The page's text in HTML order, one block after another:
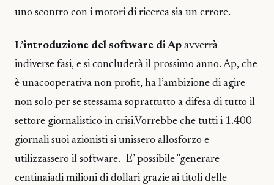
uno scontro con i motori di ricerca sia un errore.
L’introduzione del software di Ap avverrà
indiverse fasi, e si concluderà il prossimo anno. Ap, che
è unacooperativa non profit, ha l’ambizione di agire
non solo per se stessama soprattutto a difesa di tutto il
settore giornalistico in crisi.Vorrebbe che tutti i 1.400
giornali suoi azionisti si unissero allosforzo e
utilizzassero il software. E’ possibile "generare
centinaiadi milioni di dollari grazie ai titoli delle